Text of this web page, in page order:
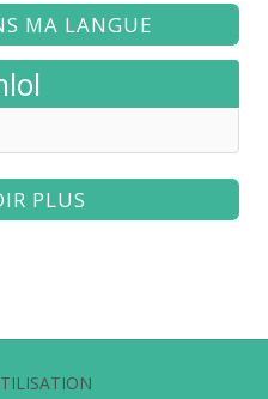
MA LANGUE
PLUS